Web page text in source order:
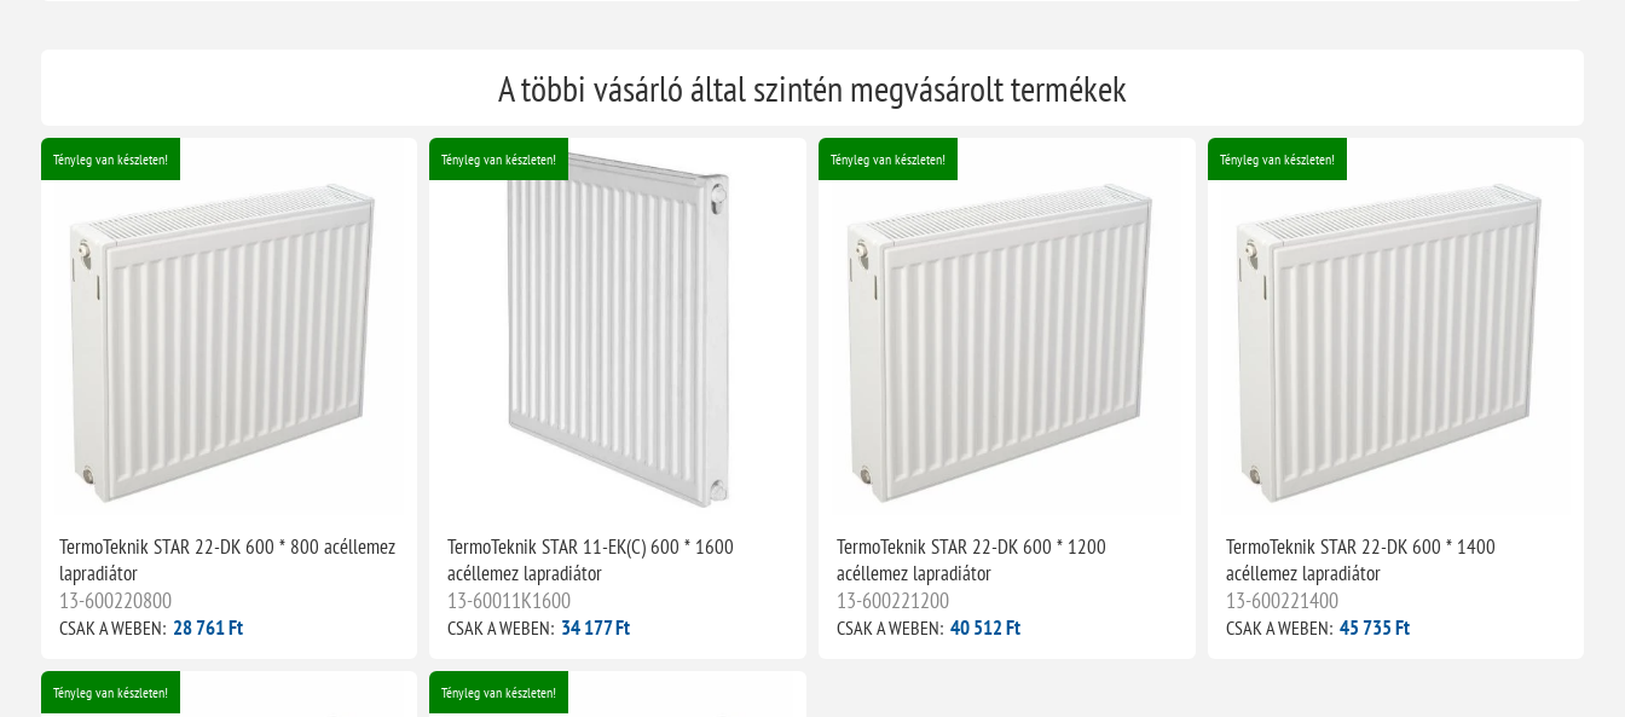
A többi vásárló által szintén megvásárolt termékek
Tényleg van készleten!
TermoTeknik STAR 22-DK 600 * 800 acéllemez
lapradiátor
13-600220800
CSAK A WEBEN: 28 761 Ft
Tényleg van készleten!
TermoTeknik STAR 11-EK(C) 600 * 1600
acéllemez lapradiátor
13-60011K1600
CSAK A WEBEN: 34 177 Ft
Tényleg van készleten!
TermoTeknik STAR 22-DK 600 * 1200
acéllemez lapradiátor
13-600221200
CSAK A WEBEN: 40 512 Ft
Tényleg van készleten!
TermoTeknik STAR 22-DK 600 * 1400
acéllemez lapradiátor
13-600221400
CSAK A WEBEN: 45 735 Ft
Tényleg van készleten! Tényleg van készleten!